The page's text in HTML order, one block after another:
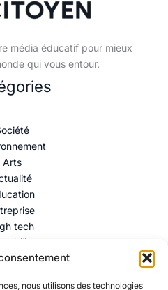
nous utilisons des technologies
média éducatif pour mieux
qui vous entour.
Arts
tech
de confidentialité–Contact